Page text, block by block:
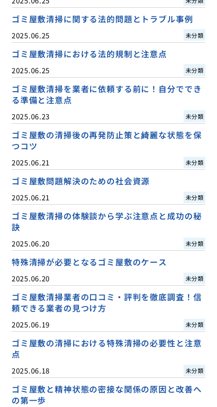
ゴミ屋敷清掃に関する法的問題とトラブル事例
2025.06.25 未分類
ゴミ屋敷清掃における法的規制と注意点
2025.06.25 未分類
ゴミ屋敷清掃を業者に依頼する前に！自分ででき
る準備と注意点
2025.06.23 未分類
ゴミ屋敷の清掃後の再発防止策と綺麗な状態を保
つコツ
2025.06.21 未分類
ゴミ屋敷問題解決のための社会資源
2025.06.21 未分類
ゴミ屋敷清掃の体験談から学ぶ注意点と成功の秘
訣
2025.06.20 未分類
特殊清掃が必要となるゴミ屋敷のケース
2025.06.20 未分類
ゴミ屋敷清掃業者の口コミ・評判を徹底調査！信
頼できる業者の見つけ方
2025.06.19 未分類
ゴミ屋敷の清掃における特殊清掃の必要性と注意
点
2025.06.18 未分類
ゴミ屋敷と精神状態の密接な関係の原因と改善へ
の第一歩